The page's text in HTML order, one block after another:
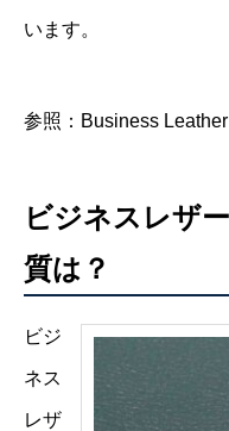
います。
参照：Business
ビジネスレザ
質は？
ビジ
ネス
レザ